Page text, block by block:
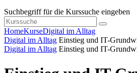
Suchbegriff für die Kurssuche eingeben
HomeKurseDigital im Alltag
Digital im Alltag Einstieg und IT-
Digital im Alltag Einstieg und IT-